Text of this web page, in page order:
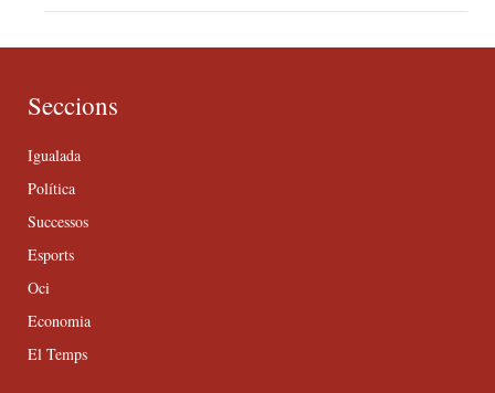
Seccions
Igualada
Política
Successos
Esports
Oci
Economia
El Temps